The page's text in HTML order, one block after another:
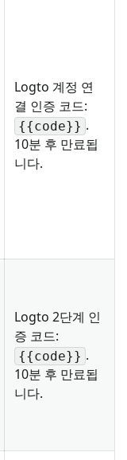
Logto 계정 연
결 인증 코드:
{{code}} .
10분 후 만료됩
니다.
Logto 2단계 인
증 코드:
{{code}} .
10분 후 만료됩
니다.